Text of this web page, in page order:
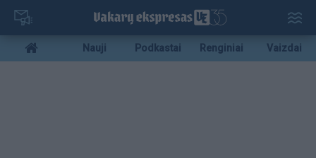
Pereiti
pagrindinį
turinį
Mobile
menu
Nauji Podkastai Renginiai Vaizdai